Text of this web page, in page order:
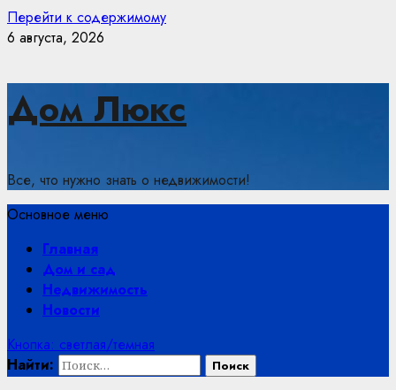
Перейти к содержимому
6 августа, 2026
Дом Люкс
Все, что нужно знать о недвижимости!
Основное меню
Главная
Дом и сад
Недвижимость
Новости
Кнопка: светлая/темная
Найти: